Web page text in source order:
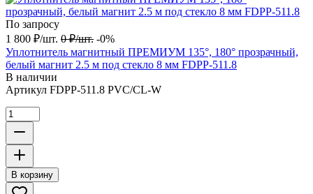
По запросу
1 800 ₽/шт. 0 ₽/шт. -0%
Уплотнитель магнитный ПРЕМИУМ 135°, 180° прозрачный,
белый магнит 2.5 м под стекло 8 мм FDPP-511.8
В наличии
Артикул FDPP-511.8 PVC/CL-W
В корзину